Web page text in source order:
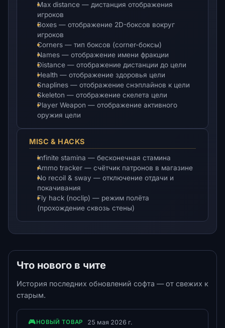
Max distance — дистанция отображения
игроков
Boxes — отображение 2D-боксов вокруг
игроков
Corners — тип боксов (corner-боксы)
Names — отображение имени фракции
Distance — отображение дистанции до цели
Health — отображение здоровья цели
Snaplines — отображение снэплайнов к цели
Skeleton — отображение скелета цели
Player Weapon — отображение активного
оружия цели
MISC & HACKS
Infinite stamina — бесконечная стамина
Ammo tracker — счётчик патронов в магазине
No recoil & sway — отключение отдачи и
покачивания
Fly hack (noclip) — режим полёта
(прохождение сквозь стены)
Что нового в чите
История последних обновлений софта — от свежих к
старым.
🎮НОВЫЙ ТОВАР 25 мая 2026 г.